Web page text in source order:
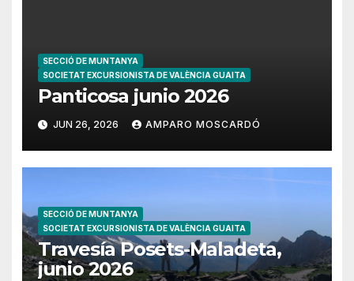
SECCIÓ DE MUNTANYA
SOCIETAT EXCURSIONISTA DE VALÈNCIA GUAITA
Panticosa junio 2026
JUN 26, 2026 AMPARO MOSCARDÓ
SECCIÓ DE MUNTANYA
SOCIETAT EXCURSIONISTA DE VALÈNCIA GUAITA
Travesía Posets-Maladeta,
junio 2026